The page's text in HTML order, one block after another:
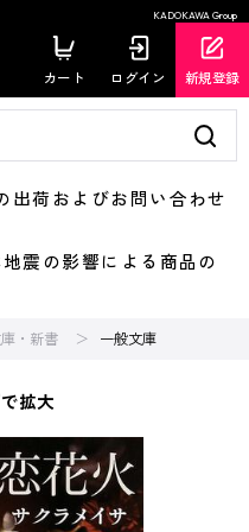
KADOKAWA Group
カート ログイン 新規登録
荷およびお問い合わせ
震の影響による商品の
・新書 一般文庫
拡大